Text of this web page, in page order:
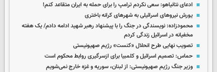
ادعای نتانیاهو: سعی نکردم ترامپ را برای حمله به ایران متقاعد کنم!
یورش نیروهای اسرائیلی به شهرهای کرانه باختری
محمودزاده: نویسندگی در جنگ را با پیشنهاد رهبر شهید ادامه دادم/ یک هفته
مخفیانه در اسرائیل زندگی کردم
تصویب نهایی طرح انحلال «کنست» رژیم صهیونیستی
حماس: تصمیم اسرائیل و کلمبیا برای ازسرگیری روابط محکوم است
وزیر جنگ رژیم صهیونیستی: از لبنان، سوریه و غزه خارج نمی‌شویم